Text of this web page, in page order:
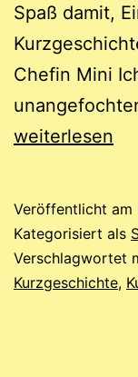
Spaß damit,
Chefin Mini
weiterlesen
Veröffentlicht am
Kategorisiert als
Verschlagwortet
Kurzgeschichte,